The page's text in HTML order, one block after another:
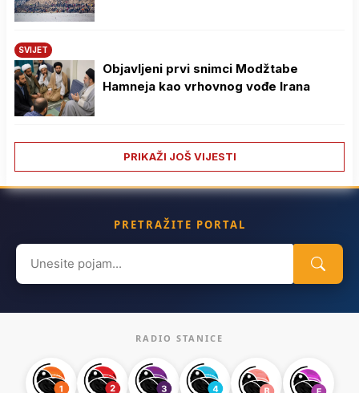
SVIJET
Objavljeni prvi snimci Modžtabe
Hamneja kao vrhovnog vođe Irana
PRIKAŽI JOŠ VIJESTI
PRETRAŽITE PORTAL
Search
for:
RADIO STANICE